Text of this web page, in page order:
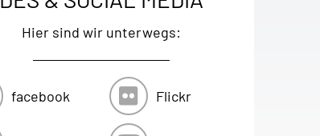
Hier sind wir unterwegs:
facebook Flickr